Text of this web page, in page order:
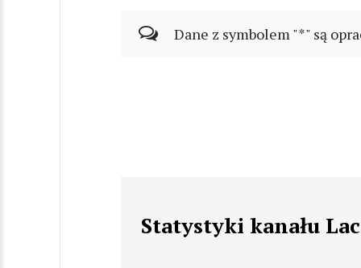
Dane z symbolem "*" są
Statystyki kanału